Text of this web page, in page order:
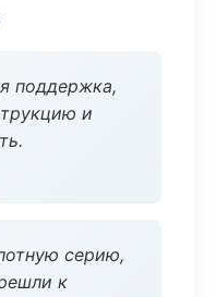
поддержка,
и
серию,
к